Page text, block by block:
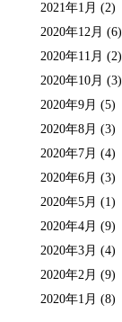
2021年1月 (2)
2020年12月 (6)
2020年11月 (2)
2020年10月 (3)
2020年9月 (5)
2020年8月 (3)
2020年7月 (4)
2020年6月 (3)
2020年5月 (1)
2020年4月 (9)
2020年3月 (4)
2020年2月 (9)
2020年1月 (8)